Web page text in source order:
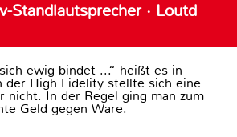
Standlautsprecher · Loutd
ewig bindet ...“ heißt es in
der High Fidelity stellte sich eine
nicht. In der Regel ging man zum
Geld gegen Ware.